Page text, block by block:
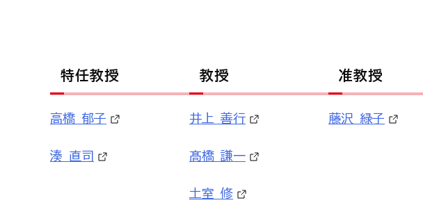
特任教授
高橋 郁子
湊 直司
教授
井上 善行
髙橋 謙一
土室 修
准教授
藤沢 緑子